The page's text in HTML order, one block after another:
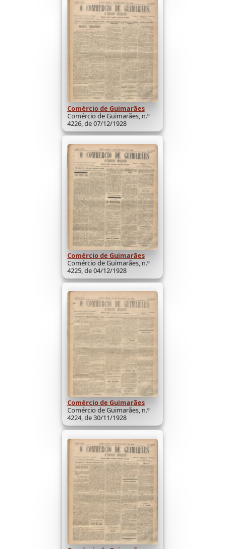
Comércio de Guimarães
Comércio de Guimarães, n.º
4226, de 07/12/1928
Comércio de Guimarães
Comércio de Guimarães, n.º
4225, de 04/12/1928
Comércio de Guimarães
Comércio de Guimarães, n.º
4224, de 30/11/1928